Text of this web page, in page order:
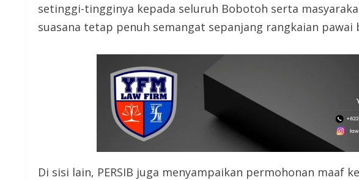
setinggi-tingginya kepada seluruh Bobotoh serta
suasana tetap penuh semangat sepanjang rangkaian pawai
Di sisi lain, PERSIB juga menyampaikan permohonan maaf